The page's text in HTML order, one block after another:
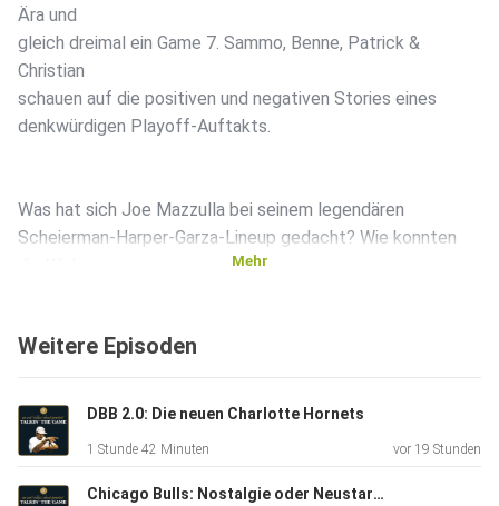
Ära und
gleich dreimal ein Game 7. Sammo, Benne, Patrick &
Christian
schauen auf die positiven und negativen Stories eines
denkwürdigen Playoff-Auftakts.
Was hat sich Joe Mazzulla bei seinem legendären
Scheierman-Harper-Garza-Lineup gedacht? Wie konnten
schlanken 143 Minuten geht es um alle acht Serien und die
Runde. Reinhören!
Mehr
Weitere Episoden
DBB 2.0: Die neuen Charlotte Hornets
1 Stunde 42 Minuten vor 19 Stunden
Chicago Bulls: Nostalgie oder Neustart?